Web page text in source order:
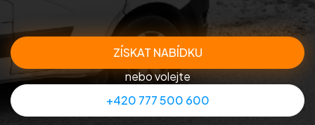
Příprava nemovitostí na prodej
Reference
ZÍSKAT NABÍDKU
nebo volejte
+420 777 500 600